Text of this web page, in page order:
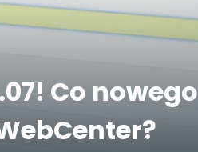
Co nowego